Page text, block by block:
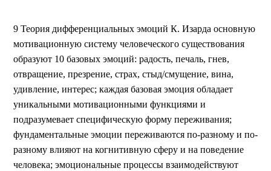
9 Теория дифференциальных эмоций К. Изарда основную
мотивационную систему человеческого существования
образуют 10 базовых эмоций: радость, печаль, гнев,
отвращение, презрение, страх, стыд/смущение, вина,
удивление, интерес; каждая базовая эмоция обладает
уникальными мотивационными функциями и
подразумевает специфическую форму переживания;
фундаментальные эмоции переживаются по-разному и по-
разному влияют на когнитивную сферу и на поведение
человека; эмоциональные процессы взаимодействуют